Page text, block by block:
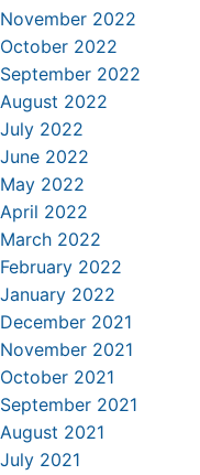
November 2022
October 2022
September 2022
August 2022
July 2022
June 2022
May 2022
April 2022
March 2022
February 2022
January 2022
December 2021
November 2021
October 2021
September 2021
August 2021
July 2021